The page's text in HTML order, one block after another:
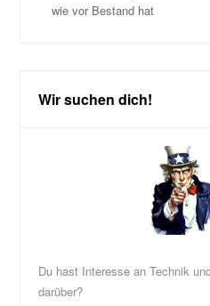
wie vor Bestand hat
Wir suchen dich!
Du hast Interesse an Technik
darüber?